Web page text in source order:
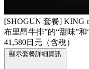
[SHOGUN 套餐] KING
布里昂牛排”的“甜味”
41,580日元（含稅）